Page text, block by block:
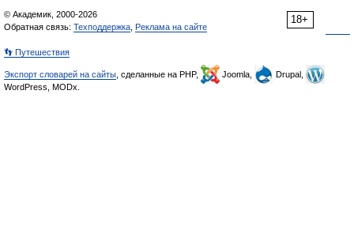
18+
© Академик, 2000-2026
Обратная связь: Техподдержка Реклама на сайте
👣 Путешествия
Экспорт словарей на сайты , сделанные на PHP, Joomla,
Drupal,
WordPress, MODx.